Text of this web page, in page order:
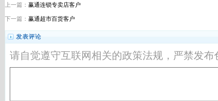
上一篇： 赢通连锁专卖店客户
下一篇： 赢通超市百货客户
发表评论
请自觉遵守互联网相关的政策法规，严禁发